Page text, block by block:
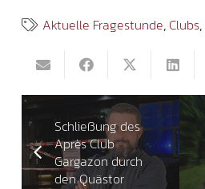
Aktuelle Fragestunde,Clubs,
Schließung des
Après Club
Gargazon durch
den Quästor